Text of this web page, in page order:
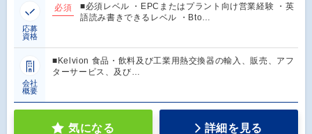
応募
資格
必須
■必須レベル ・EPCまたはプラント向け営業経験 ・英
語読み書きできるレベル ・Bto…
会社
概要
■Kelvion 食品・飲料及び工業用熱交換器の輸入、販売、アフ
ターサービス、及び…
気になる 詳細を見る